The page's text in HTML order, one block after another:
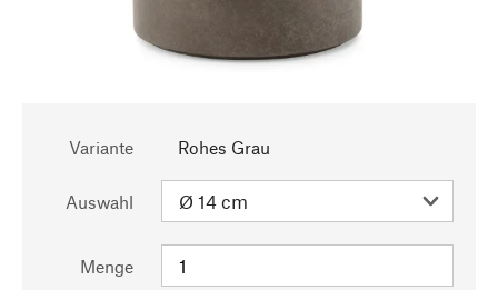
Variante Rohes Grau
Auswahl
Menge